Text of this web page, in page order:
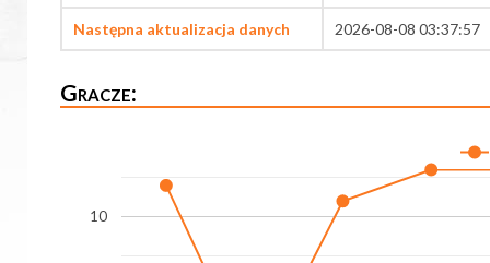
Następna aktualizacja danych 2026-08-08 03:37:57
Gracze:
10